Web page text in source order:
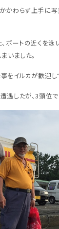
かわらず上手に
ボートの近くを泳
いました。
をイルカが歓迎し
遇したが、3頭位で